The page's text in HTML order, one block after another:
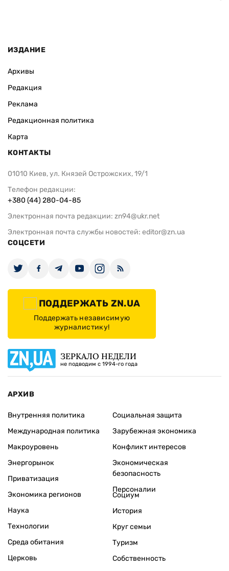
ИЗДАНИЕ
Архивы
Редакция
Реклама
Редакционная политика
Карта
КОНТАКТЫ
01010 Киев, ул. Князей Острожских, 19/1
Телефон редакции:
+380 (44) 280-04-85
Электронная почта редакции: zn94@ukr.net
Электронная почта службы новостей: editor@zn.ua
СОЦСЕТИ
ПОДДЕРЖАТЬ ZN.UA
Поддержать независимую
журналистику!
ЗЕРКАЛО НЕДЕЛИ
не подводим с 1994-го года
АРХИВ
Внутренняя политика
Международная политика
Макроуровень
Энергорынок
Приватизация
Экономика регионов
Социальная защита
Зарубежная экономика
Конфликт интересов
Экономическая
безопасность
Персоналии
Наука
Технологии
Среда обитания
Церковь
Социум
История
Круг семьи
Туризм
Собственность